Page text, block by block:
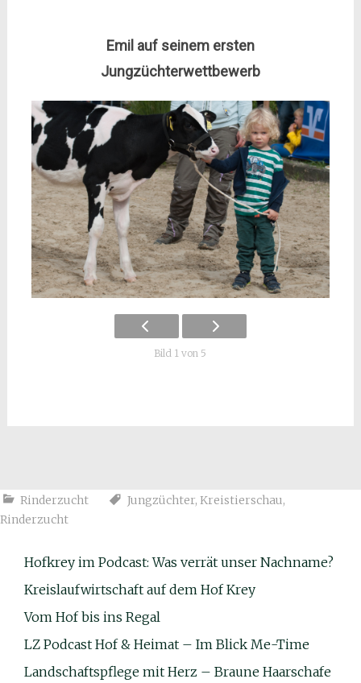
Emil auf seinem ersten
Jungzüchterwettbewerb
Bild 1 von 5
Rinderzucht Jungzüchter, Kreistierschau,
Rinderzucht
Hofkrey im Podcast: Was verrät unser Nachname?
Kreislaufwirtschaft auf dem Hof Krey
Vom Hof bis ins Regal
LZ Podcast Hof & Heimat – Im Blick Me-Time
Landschaftspflege mit Herz – Braune Haarschafe